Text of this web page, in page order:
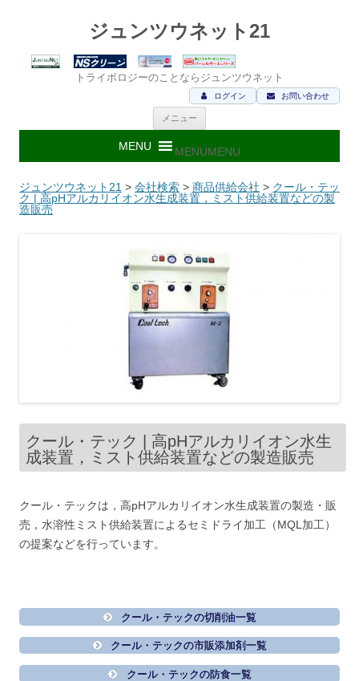
ジュンツウネット21
トライボロジーのことならジュンツウネット
お問い合わせ
ログイン
メニュー
ン
ツ
ス
キ
ッ
MENUMENU
ジュンツウネット21 > 会社検索 > 商品供給会社 > クール・テッ
ク | 高pHアルカリイオン水生成装置，ミスト供給装置などの製
造販売
クール・テック | 高pHアルカリイオン水生
成装置，ミスト供給装置などの製造販売
クール・テックは，高pHアルカリイオン水生成装置の製造・販
売，水溶性ミスト供給装置によるセミドライ加工（MQL加工）
の提案などを行っています。
クール・テックの切削油一覧
クール・テックの市販添加剤一覧
クール・テックの防食一覧